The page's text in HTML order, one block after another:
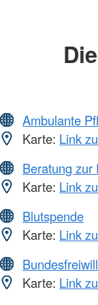
Ambulante
Karte: Link
Beratung zur
Karte: Link
Blutspende
Karte: Link
Karte: Link